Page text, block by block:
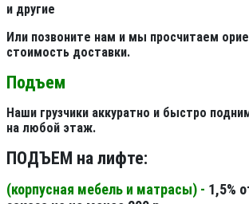
и другие
Или позвоните нам и мы просчитаем
стоимость доставки.
Подъем
Наши грузчики аккуратно и быстро
на любой этаж.
ПОДЪЕМ на лифте:
(корпусная мебель и матрасы) - 1,5%